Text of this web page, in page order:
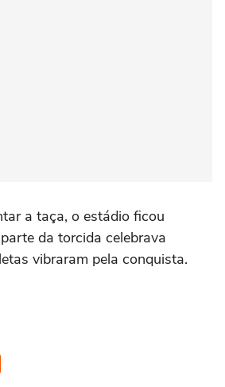
a taça, o estádio ficou
da torcida celebrava
vibraram pela conquista.